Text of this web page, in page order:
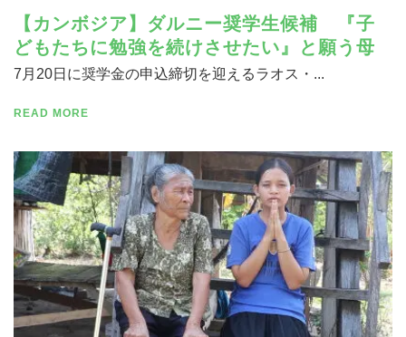
【カンボジア】ダルニー奨学生候補 『子
どもたちに勉強を続けさせたい』と願う母
7月20日に奨学金の申込締切を迎えるラオス・...
READ MORE